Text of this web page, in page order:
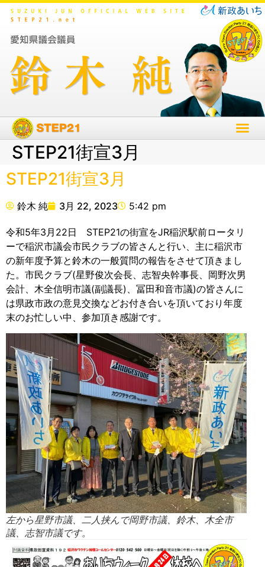
STEP21街宣3月
STEP21街宣3月
鈴木 純 3月 22, 2023 5:42 pm
令和5年3月22日 STEP21の街宣をJR稲沢駅前ロータリ
ーで稲沢市議会市民クラブの皆さんと行い、主に稲沢市
の新年度予算と鈴木の一般質問の報告をさせて頂きまし
た。市民クラブ(星野俊次会長、志智央幹事長、岡野次男
会計、木全信明市議(副議長)、冨田和音市議)の皆さんに
は県政市政の意見交換などお付き合いを頂いており年度
末のお忙しい中、参加頂き感謝です。
左から星野市議、二人挟んで岡野市議、鈴木、木全市
議、志智市議です。